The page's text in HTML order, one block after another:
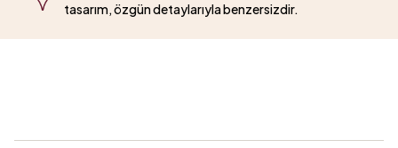
tasarım, özgün detaylarıyla benzersizdir.